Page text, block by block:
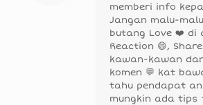
memberi info
Jangan malu-
butang Love ❤️ di
Reaction 😄,
kawan-kawan
komen 💬 kat
tahu pendapat
mungkin ada tips